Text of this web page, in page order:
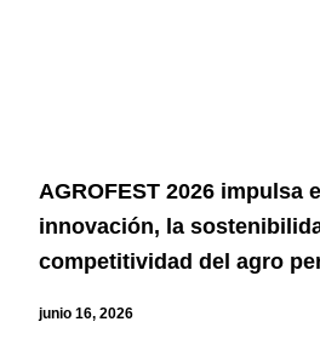
AGROFEST 2026 impulsa
innovación, la
competitividad del agro
junio 16, 2026